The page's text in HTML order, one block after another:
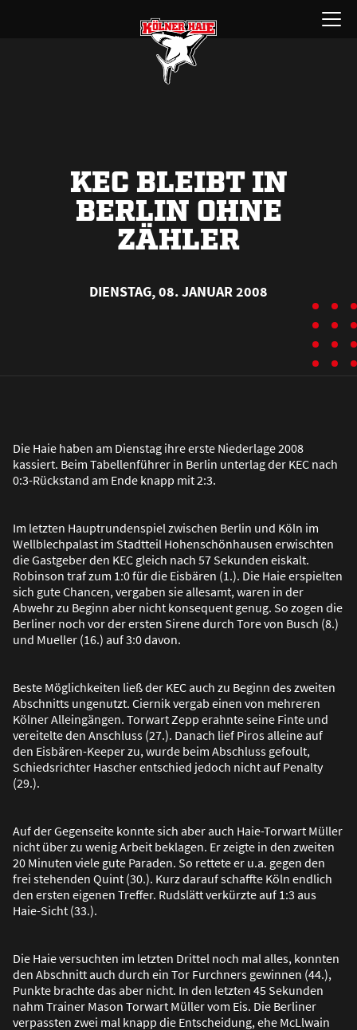
Menü
öffnen
KEC BLEIBT IN
BERLIN OHNE
ZÄHLER
DIENSTAG, 08. JANUAR 2008
Die Haie haben am Dienstag ihre erste Niederlage 2008
kassiert. Beim Tabellenführer in Berlin unterlag der KEC nach
0:3-Rückstand am Ende knapp mit 2:3.
Im letzten Hauptrundenspiel zwischen Berlin und Köln im
Wellblechpalast im Stadtteil Hohenschönhausen erwischten
die Gastgeber den KEC gleich nach 57 Sekunden eiskalt.
Robinson traf zum 1:0 für die Eisbären (1.). Die Haie erspielten
sich gute Chancen, vergaben sie allesamt, waren in der
Abwehr zu Beginn aber nicht konsequent genug. So zogen die
Berliner noch vor der ersten Sirene durch Tore von Busch (8.)
und Mueller (16.) auf 3:0 davon.
Beste Möglichkeiten ließder KEC auch zu Beginn des zweiten
Abschnitts ungenutzt. Ciernik vergab einen von mehreren
Kölner Alleingängen. Torwart Zepp erahnte seine Finte und
vereitelte den Anschluss (27.). Danach lief Piros alleine auf
den Eisbären-Keeper zu, wurde beim Abschluss gefoult,
Schiedsrichter Hascher entschied jedoch nicht auf Penalty
(29.).
Auf der Gegenseite konnte sich aber auch Haie-Torwart Müller
nicht über zu wenig Arbeit beklagen. Er zeigte in den zweiten
20 Minuten viele gute Paraden. So rettete er u.a. gegen den
frei stehenden Quint (30.). Kurz darauf schaffte Köln endlich
den ersten eigenen Treffer. Rudslätt verkürzte auf 1:3 aus
Haie-Sicht (33.).
Die Haie versuchten im letzten Drittel noch mal alles, konnten
den Abschnitt auch durch ein Tor Furchners gewinnen (44.),
Punkte brachte das aber nicht. In den letzten 45 Sekunden
nahm Trainer Mason Torwart Müller vom Eis. Die Berliner
verpassten zwei mal knapp die Entscheidung, ehe McLlwain